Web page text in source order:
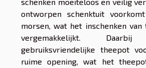
ontworpen schenktuit
morsen, wat het inschenken van
vergemakkelijkt.
gebruiksvriendelijke theepot
ruime opening, wat het